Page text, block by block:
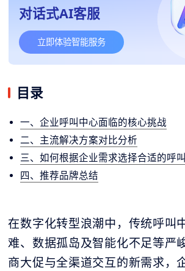
对话式AI客服
立即体验智能服务
目录
一、企业呼叫中心面临的核心挑战
二、主流解决方案对比分析
三、如何根据企业需求选择合适的呼
四、推荐品牌总结
在数字化转型浪潮中，传统呼叫
难、数据孤岛及智能化不足等严
商大促与全渠道交互的新需求，